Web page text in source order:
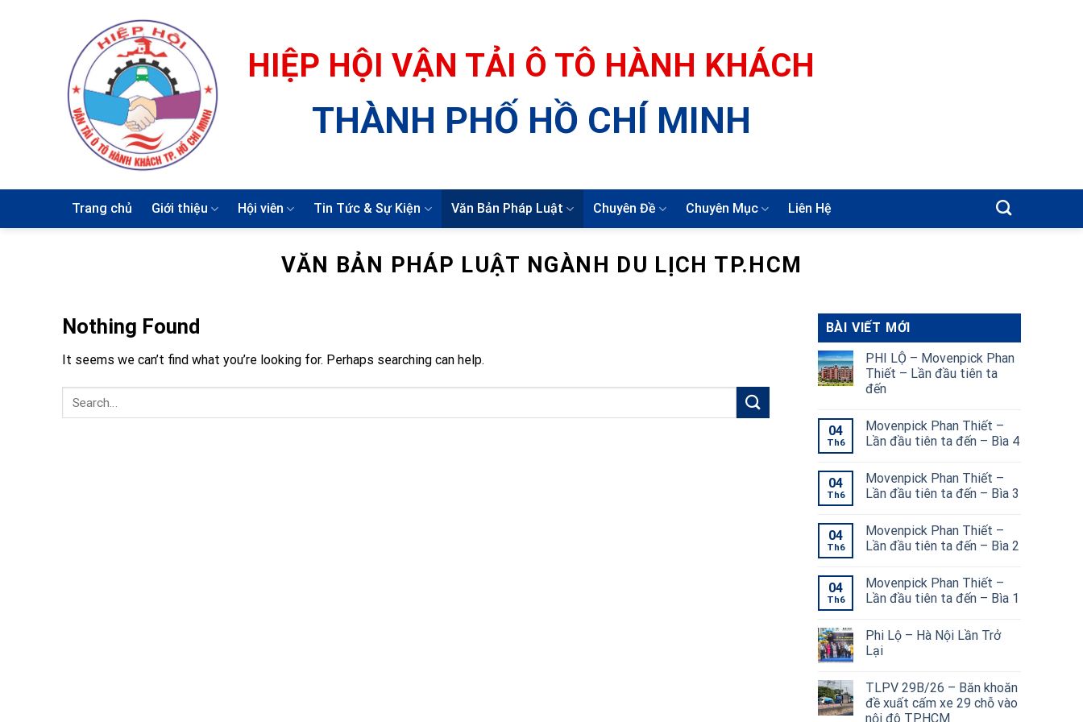
HIỆP HỘI VẬN TẢI Ô TÔ HÀNH KHÁCH
THÀNH PHỐ HỒ CHÍ MINH
Trang chủ Giới thiệu Hội viên Tin Tức & Sự Kiện Văn Bản Pháp Luật Chuyên Đề Chuyên Mục Liên Hệ
VĂN BẢN PHÁP LUẬT NGÀNH DU LỊCH TP.HCM
Nothing Found
It seems we can’t find what you’re looking for. Perhaps searching can help.
BÀI VIẾT MỚI
PHI LỘ – Movenpick Phan
Thiết – Lần đầu tiên ta
đến
04
Th6
Movenpick Phan Thiết –
Lần đầu tiên ta đến – Bìa 4
04
Th6
Movenpick Phan Thiết –
Lần đầu tiên ta đến – Bìa 3
04
Th6
Movenpick Phan Thiết –
Lần đầu tiên ta đến – Bìa 2
04
Th6
Movenpick Phan Thiết –
Lần đầu tiên ta đến – Bìa 1
Phi Lộ – Hà Nội Lần Trở
Lại
TLPV 29B/26 – Băn khoăn
đề xuất cấm xe 29 chỗ vào
nội đô TP.HCM